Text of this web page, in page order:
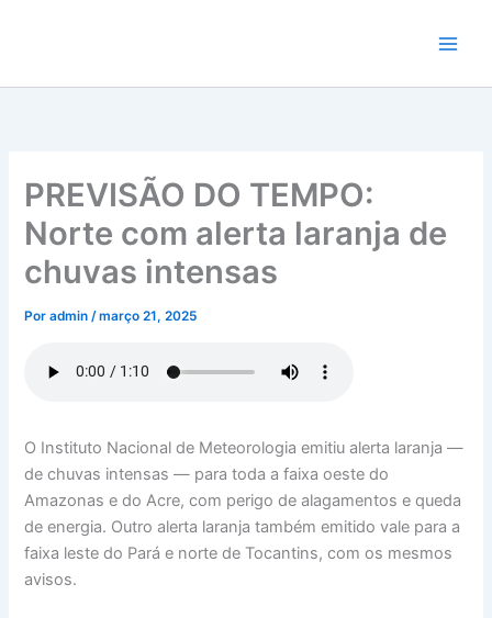
conteúdo
PREVISÃO DO TEMPO:
Norte com alerta laranja de
chuvas intensas
Poradmin/março 21, 2025
O Instituto Nacional de Meteorologia emitiu alerta laranja —
de chuvas intensas — para toda a faixa oeste do
Amazonas e do Acre, com perigo de alagamentos e queda
de energia. Outro alerta laranja também emitido vale para a
faixa leste do Pará e norte de Tocantins, com os mesmos
avisos.